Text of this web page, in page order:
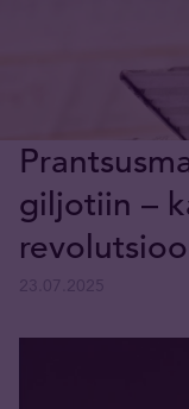
giljotiin –